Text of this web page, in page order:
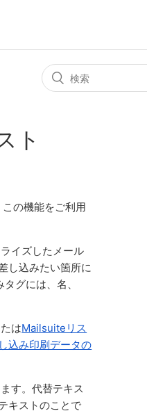
ト
の機能をご利用
イズしたメール
し込みたい箇所に
グには、名、
はMailsuiteリス
込み印刷データの
す。代替テキス
キストのことで